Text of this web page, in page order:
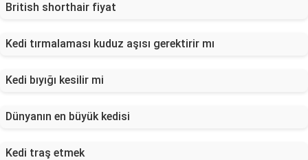
British shorthair fiyat
Kedi tırmalaması kuduz aşısı gerektirir mı
Kedi bıyığı kesilir mi
Dünyanın en büyük kedisi
Kedi traş etmek